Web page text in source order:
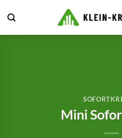
Inhalt
springen
Mini